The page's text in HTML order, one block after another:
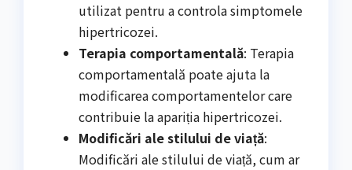
utilizat pentru a controla simptomele
hipertricozei.
Terapia comportamentală: Terapia
comportamentală poate ajuta la
modificarea comportamentelor care
contribuie la apariția hipertricozei.
Modificări ale stilului de viață:
Modificări ale stilului de viață, cum ar